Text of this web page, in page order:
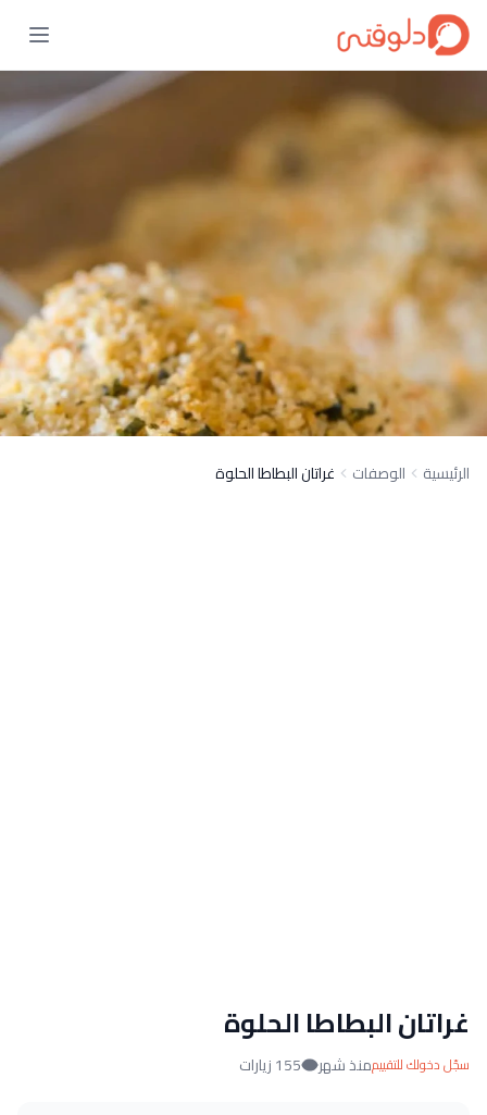
الرئيسية الوصفات غراتان البطاطا الحلوة
غراتان البطاطا الحلوة
سجّل دخولك للتقييممنذ شهر 155 زيارات